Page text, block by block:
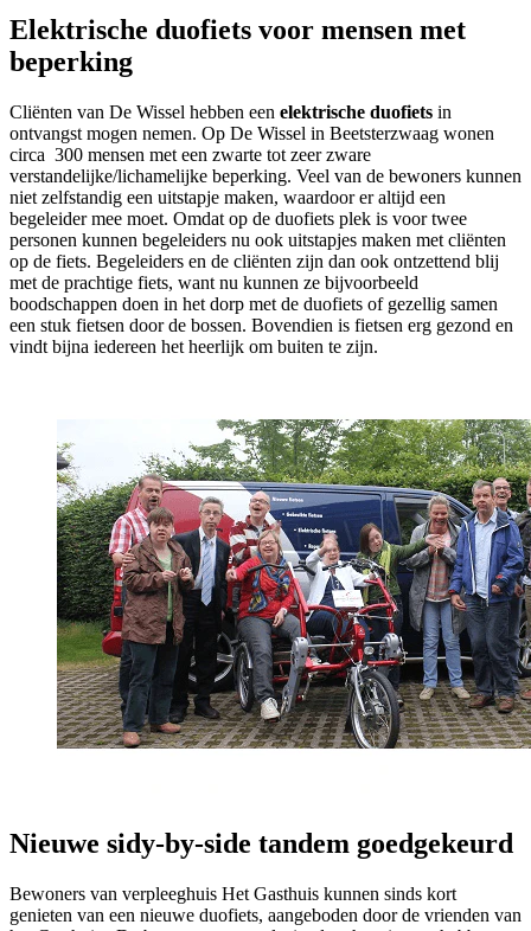
Elektrische duofiets voor mensen met
beperking
Cliënten van De Wissel hebben een elektrische duofiets in
ontvangst mogen nemen. Op De Wissel in Beetsterzwaag wonen
circa 300 mensen met een zwarte tot zeer zware
verstandelijke/lichamelijke beperking. Veel van de bewoners kunnen
niet zelfstandig een uitstapje maken, waardoor er altijd een
begeleider mee moet. Omdat op de duofiets plek is voor twee
personen kunnen begeleiders nu ook uitstapjes maken met cliënten
op de fiets. Begeleiders en de cliënten zijn dan ook ontzettend blij
met de prachtige fiets, want nu kunnen ze bijvoorbeeld
boodschappen doen in het dorp met de duofiets of gezellig samen
een stuk fietsen door de bossen. Bovendien is fietsen erg gezond en
vindt bijna iedereen het heerlijk om buiten te zijn.
Nieuwe sidy-by-side tandem goedgekeurd
Bewoners van verpleeghuis Het Gasthuis kunnen sinds kort
genieten van een nieuwe duofiets, aangeboden door de vrienden van